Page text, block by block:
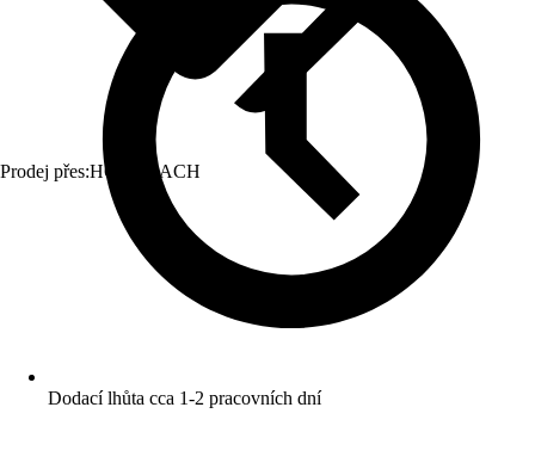
Prodej přes:HORNBACH
Dodací lhůta cca 1-2 pracovních dní